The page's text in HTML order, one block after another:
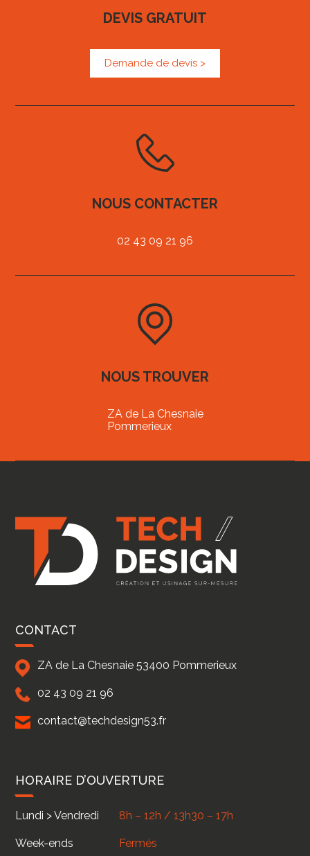
NOUS TROUVER
ZA de La Chesnaie
Pommerieux
NOUS CONTACTER
02 43 09 21 96
DEVIS GRATUIT
Demande de devis >
CONTACT
ZA de La Chesnaie 53400 Pommerieux
02 43 09 21 96
contact@techdesign53.fr
HORAIRE D’OUVERTURE
Lundi > Vendredi 8h – 12h / 13h30 – 17h
Week-ends Fermés